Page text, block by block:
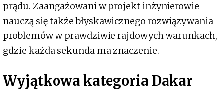
prądu. Zaangażowani w projekt inżynierowie
nauczą się także błyskawicznego rozwiązywania
problemów w prawdziwie rajdowych warunkach,
gdzie każda sekunda ma znaczenie.
Wyjątkowa kategoria Dakar